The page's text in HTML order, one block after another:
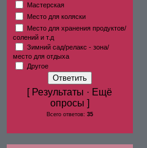
Мастерская
Место для коляски
Место для хранения продуктов/
солений и т.д
Зимний сад/релакс - зона/
место для отдыха
Другое
[ Результаты · Ещё
опросы ]
Всего ответов: 35